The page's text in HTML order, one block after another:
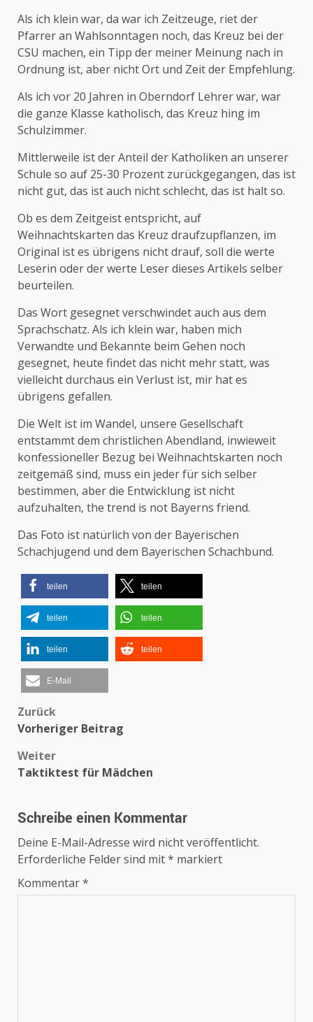
Als ich klein war, da war ich Zeitzeuge, riet der
Pfarrer an Wahlsonntagen noch, das Kreuz bei der
CSU machen, ein Tipp der meiner Meinung nach in
Ordnung ist, aber nicht Ort und Zeit der Empfehlung.
Als ich vor 20 Jahren in Oberndorf Lehrer war, war
die ganze Klasse katholisch, das Kreuz hing im
Schulzimmer.
Mittlerweile ist der Anteil der Katholiken an unserer
Schule so auf 25-30 Prozent zurückgegangen, das ist
nicht gut, das ist auch nicht schlecht, das ist halt so.
Ob es dem Zeitgeist entspricht, auf
Weihnachtskarten das Kreuz draufzupflanzen, im
Original ist es übrigens nicht drauf, soll die werte
Leserin oder der werte Leser dieses Artikels selber
beurteilen.
Das Wort gesegnet verschwindet auch aus dem
Sprachschatz. Als ich klein war, haben mich
Verwandte und Bekannte beim Gehen noch
gesegnet, heute findet das nicht mehr statt, was
vielleicht durchaus ein Verlust ist, mir hat es
übrigens gefallen.
Die Welt ist im Wandel, unsere Gesellschaft
entstammt dem christlichen Abendland, inwieweit
konfessioneller Bezug bei Weihnachtskarten noch
zeitgemäß sind, muss ein jeder für sich selber
bestimmen, aber die Entwicklung ist nicht
aufzuhalten, the trend is not Bayerns friend.
Das Foto ist natürlich von der Bayerischen
Schachjugend und dem Bayerischen Schachbund.
teilen teilen
teilen teilen
teilen teilen
E-Mail
Beitragsnavigation
Zurück
Vorheriger Beitrag
Weiter
Taktiktest für Mädchen
Schreibe einen Kommentar
Deine E-Mail-Adresse wird nicht veröffentlicht.
Erforderliche Felder sind mit* markiert
Kommentar*